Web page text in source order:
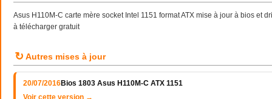
Asus H110M-C carte mère socket Intel 1151 format ATX mise à jour à bios et
à télécharger gratuit
↻ Autres mises à jour
20/07/2016Bios 1803 Asus H110M-C ATX 1151
Voir cette version →